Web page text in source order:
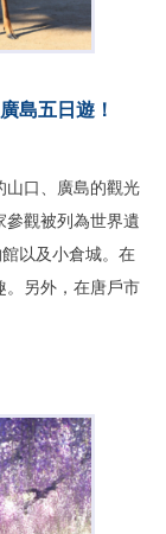
島五日遊！
山口、廣島的觀光
參觀被列為世界遺
以及小倉城。在
。另外，在唐戶市